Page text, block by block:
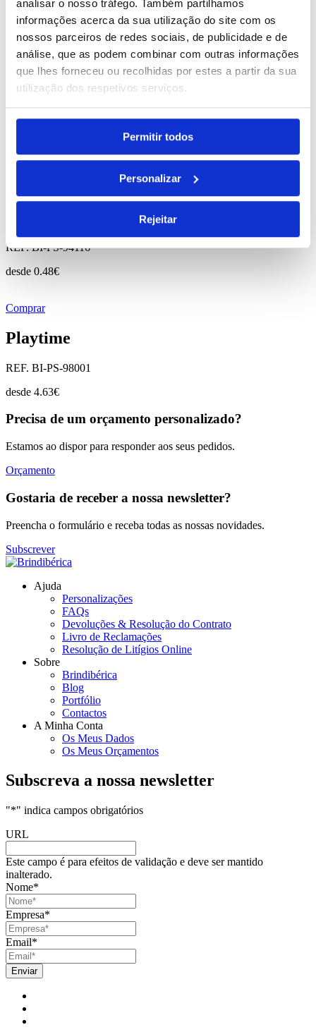
analisar o nosso tráfego. Também partilhamos
informações acerca da sua utilização do site com os
nossos parceiros de redes sociais, de publicidade e de
análise, que as podem combinar com outras informações
que lhes forneceu ou recolhidas por estes a partir da sua
utilização dos respetivos serviços.
Permitir todos
Personalizar
Rejeitar
REF. BI-PS-94625
€
Comprar
Landscape S
desde
REF. BI-PS-94116
desde 0.48€
Comprar
Playtime
REF. BI-PS-98001
desde 4.63€
Precisa de um orçamento personalizado?
Estamos ao dispor para responder aos seus pedidos.
Orçamento
Gostaria de receber a nossa newsletter?
Preencha o formulário e receba todas as nossas novidades.
Subscrever
Ajuda
Personalizações
FAQs
Devoluções & Resolução do Contrato
Livro de Reclamações
Resolução de Litígios Online
Sobre
Brindibérica
Blog
Portfólio
Contactos
A Minha Conta
Os Meus Dados
Os Meus Orçamentos
Subscreva a nossa newsletter
"*" indica campos obrigatórios
URL
Este campo é para efeitos de validação e deve ser mantido
inalterado.
Nome*
Empresa*
Email*